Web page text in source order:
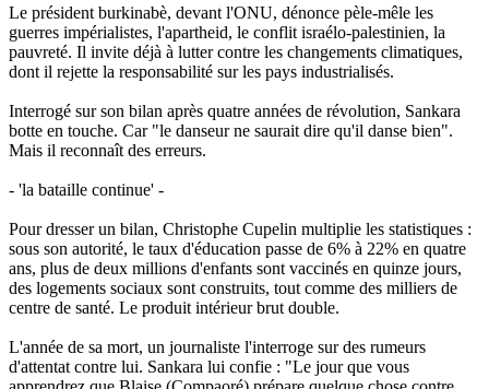
Le président burkinabè, devant l'ONU, dénonce pèle-mêle les
guerres impérialistes, l'apartheid, le conflit israélo-palestinien, la
pauvreté. Il invite déjà à lutter contre les changements climatiques,
dont il rejette la responsabilité sur les pays industrialisés.
Interrogé sur son bilan après quatre années de révolution, Sankara
botte en touche. Car "le danseur ne saurait dire qu'il danse bien".
Mais il reconnaît des erreurs.
- 'la bataille continue' -
Pour dresser un bilan, Christophe Cupelin multiplie les statistiques :
sous son autorité, le taux d'éducation passe de 6% à 22% en quatre
ans, plus de deux millions d'enfants sont vaccinés en quinze jours,
des logements sociaux sont construits, tout comme des milliers de
centre de santé. Le produit intérieur brut double.
L'année de sa mort, un journaliste l'interroge sur des rumeurs
d'attentat contre lui. Sankara lui confie : "Le jour que vous